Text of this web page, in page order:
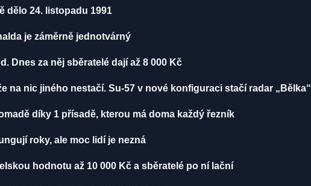
dělo 24. listopadu 1991
je záměrně jednotvárný
Dnes za něj sběratelé dají až 8 000 Kč
na nic jiného nestačí. Su-57 v nové konfiguraci stačí radar „Bělka“
díky 1 přísadě, kterou má doma každý řezník
roky, ale moc lidí je nezná
hodnotu až 10 000 Kč a sběratelé po ní lační